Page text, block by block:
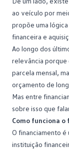
ao veículo por
propõe uma
financeira e
Ao longo dos
relevância porque
parcela mensal,
orçamento de
Mas entre
sobre isso que
Como funciona
O financiamento é
instituição